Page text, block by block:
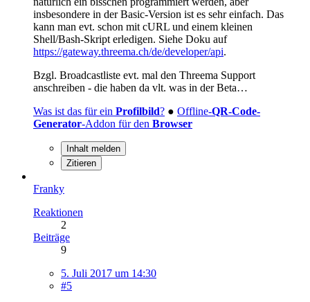
insbesondere in der Basic-Version ist es sehr einfach. Das
kann man evt. schon mit cURL und einem kleinen
Shell/Bash-Skript erledigen. Siehe Doku auf
https://gateway.threema.ch/de/developer/api.
Bzgl. Broadcastliste evt. mal den Threema Support
anschreiben - die haben da vlt. was in der Beta…
Was ist das für ein Profilbild? ● Offline-QR-Code-
Generator-Addon für den Browser
Inhalt melden
Zitieren
Franky
Reaktionen
2
Beiträge
9
5. Juli 2017 um 14:30
#5